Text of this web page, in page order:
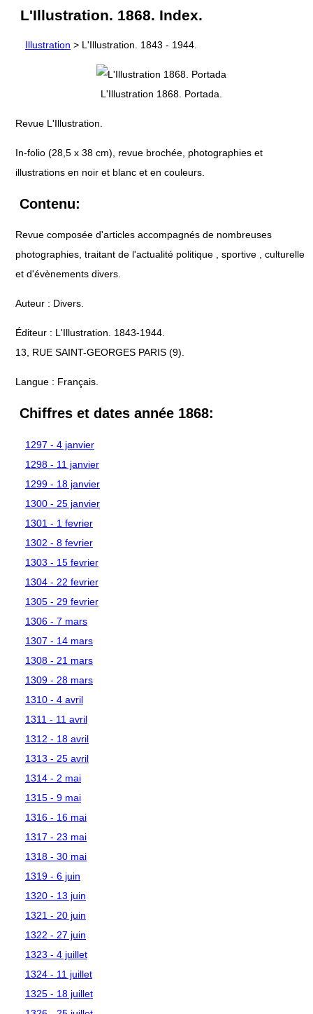
L'Illustration. 1868. Index.
Illustration > L'Illustration. 1843 - 1944.
L'Illustration 1868. Portada.
Revue L'Illustration.
In-folio (28,5 x 38 cm), revue brochée, photographies et
illustrations en noir et blanc et en couleurs.
Contenu:
Revue composée d'articles accompagnés de nombreuses
photographies, traitant de l'actualité politique , sportive , culturelle
et d'évènements divers.
Auteur : Divers.
Éditeur : L'Illustration. 1843-1944.
13, RUE SAINT-GEORGES PARIS (9).
Langue : Français.
Chiffres et dates année 1868:
1297 - 4 janvier
1298 - 11 janvier
1299 - 18 janvier
1300 - 25 janvier
1301 - 1 fevrier
1302 - 8 fevrier
1303 - 15 fevrier
1304 - 22 fevrier
1305 - 29 fevrier
1306 - 7 mars
1307 - 14 mars
1308 - 21 mars
1309 - 28 mars
1310 - 4 avril
1311 - 11 avril
1312 - 18 avril
1313 - 25 avril
1314 - 2 mai
1315 - 9 mai
1316 - 16 mai
1317 - 23 mai
1318 - 30 mai
1319 - 6 juin
1320 - 13 juin
1321 - 20 juin
1322 - 27 juin
1323 - 4 juillet
1324 - 11 juillet
1325 - 18 juillet